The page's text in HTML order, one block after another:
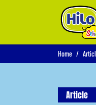
Home
Article